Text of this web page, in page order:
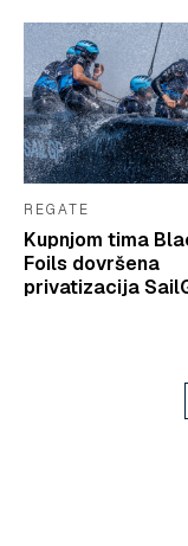
REGATE
Kupnjom tima
Foils dovršena
privatizacija